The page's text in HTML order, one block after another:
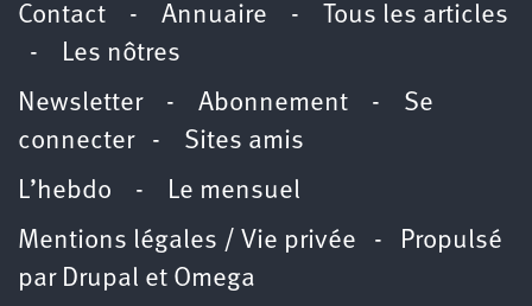
Contact - Annuaire -
Tous les articles
- Les nôtres
Newsletter- Abonnement - Se
connecter- Sites amis
L’hebdo - Le mensuel
Mentions légales / Vie privée - Propulsé
par Drupal et Omega